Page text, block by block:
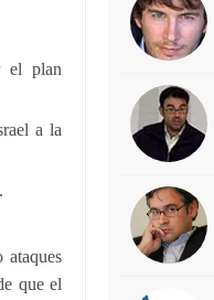
el plan
a la
que el